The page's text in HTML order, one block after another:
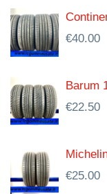
€40.00
Barum
€22.50
€25.00